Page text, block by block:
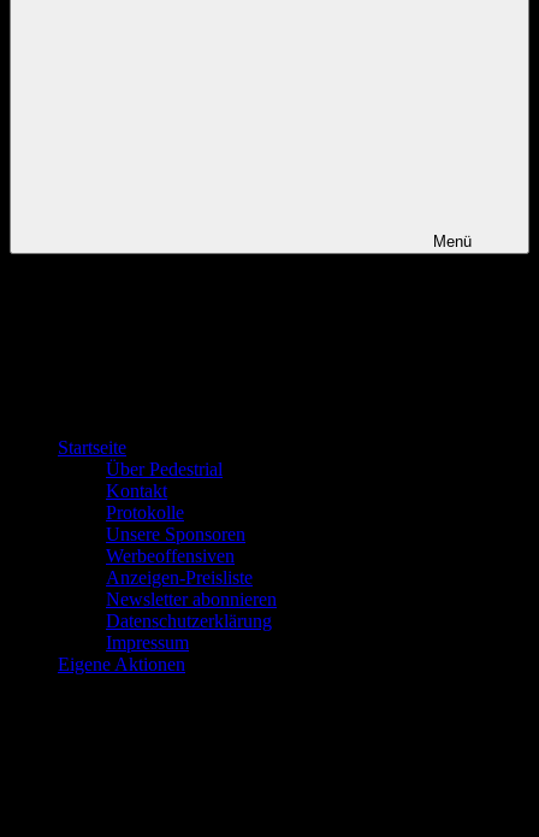
Menü
Startseite
Über Pedestrial
Kontakt
Protokolle
Unsere Sponsoren
Werbeoffensiven
Anzeigen-Preisliste
Newsletter abonnieren
Datenschutzerklärung
Impressum
Eigene Aktionen